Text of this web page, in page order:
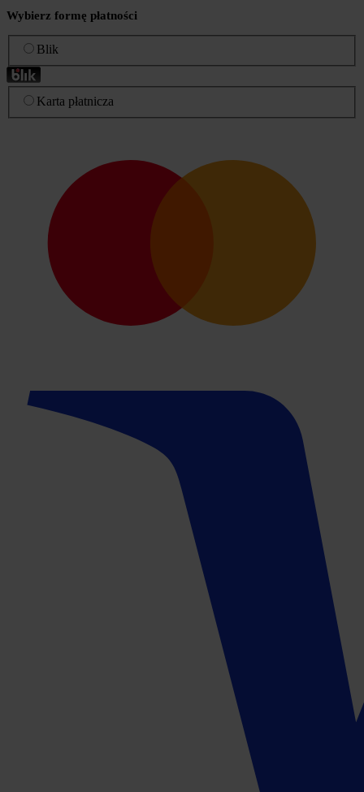
Wybierz formę płatności
Blik
Karta płatnicza